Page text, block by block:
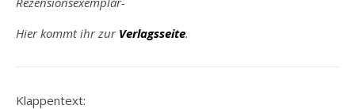
Hier kommt ihr zur Verlagsseite.
Klappentext: